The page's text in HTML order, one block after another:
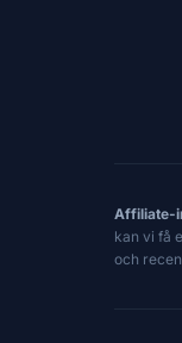
Affiliate-
kan vi få
och